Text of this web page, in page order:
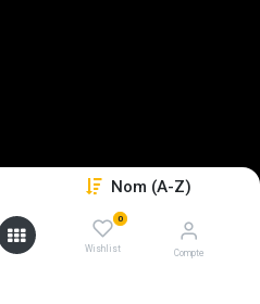
Nom (A-Z)
0
Wishlist Compte